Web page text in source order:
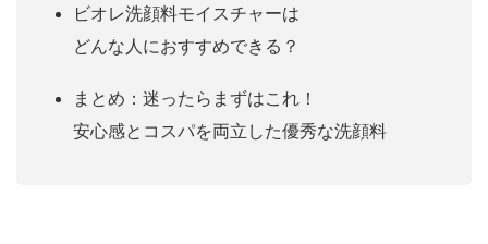
ビオレ洗顔料モイスチャーは
どんな人におすすめできる？
まとめ：迷ったらまずはこれ！
安心感とコスパを両立した優秀な洗顔料